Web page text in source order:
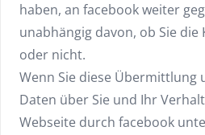
haben, an facebook weiter
unabhängig davon, ob Sie
oder nicht.
Wenn Sie diese Übermittlung
Daten über Sie und Ihr
Webseite durch facebook